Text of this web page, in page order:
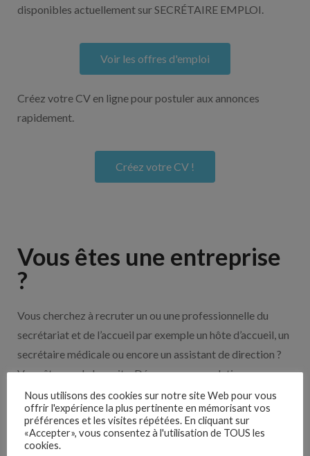
disponibles actuellement sur SECRÉTAIRE EMPLOI.
Voir les offres d'emploi
Créez votre CV en ligne pour postuler aux annonces
rapidement.
Créez votre CV !
Vous êtes une entreprise
?
Vous cherchez à recruter un ou une professionnelle du
secrétariat et de l’accueil par exemple un hôte d’accueil, un
secrétaire médicale ou encore un assistant de direction ?
Vous êtes sur le bon site. Découvrez nos solutions pour
vous aider à recruter en cliquant sur le bouton ci-dessous.
Nous utilisons des cookies sur notre site Web pour vous
offrir l'expérience la plus pertinente en mémorisant vos
préférences et les visites répétées. En cliquant sur
«Accepter», vous consentez à l'utilisation de TOUS les
cookies.